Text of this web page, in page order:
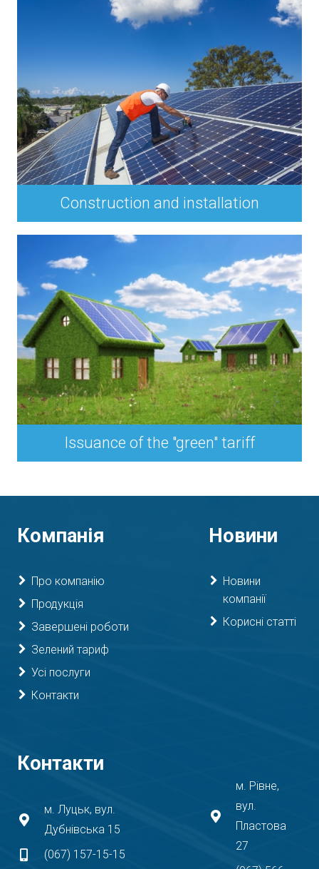
Construction and installation
Issuance of the "green" tariff
Компанія
Про компанію
Продукція
Завершені роботи
Зелений тариф
Усі послуги
Контакти
Новини
Новини
компанії
Корисні статті
Контакти
м. Луцьк, вул.
Дубнівська 15
(067) 157-15-15
м. Рівне,
вул.
Пластова
27